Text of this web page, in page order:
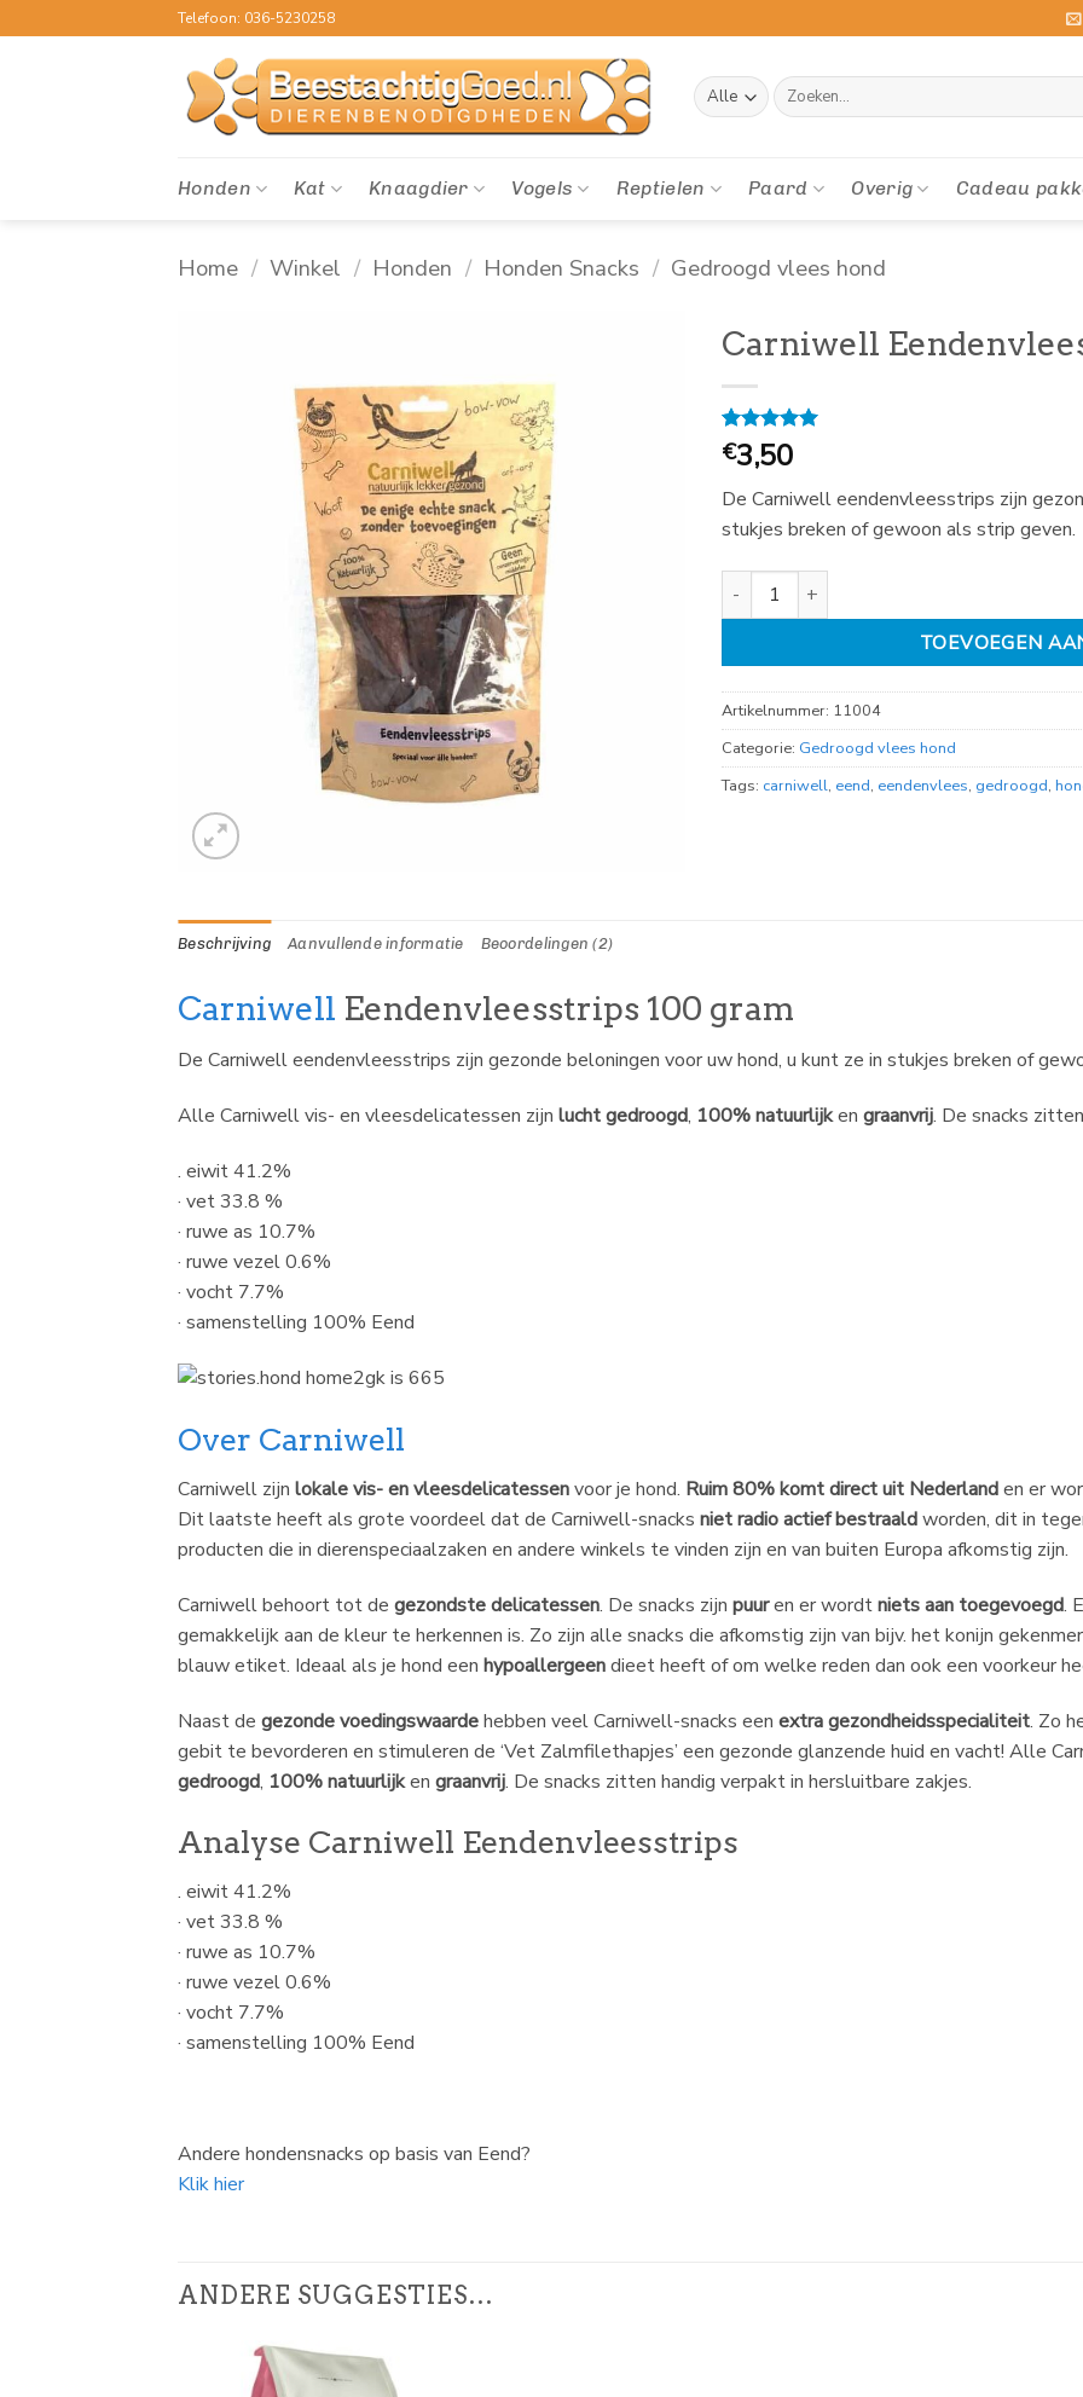
naar
Telefoon: 036-5230258
Zoeken
naar:
Honden Kat Knaagdier Vogels Reptielen Paard Overig Cadeau
Home / Winkel / Honden / Honden Snacks / Gedroogd vlees hond
Carniwell
Gewaardeerd
5op 5
op
2
klantbeoordelingen
€3,50
De Carniwell eendenvleesstrips zijn
stukjes breken of gewoon als strip geven.
Carniwell Eendenvleesstrips 100gr aantal
TOEVOEGEN
Artikelnummer: 11004
Categorie: Gedroogd vlees hond
Tags: carniwell, eend, eendenvlees, gedroogd,
Beschrijving Aanvullende informatie Beoordelingen (2)
Carniwell Eendenvleesstrips 100 gram
De Carniwell eendenvleesstrips zijn gezonde beloningen voor uw hond, u kunt ze in stukjes breken of
Alle Carniwell vis- en vleesdelicatessen zijn lucht gedroogd, 100% natuurlijken graanvrij. De snacks
. eiwit 41.2%
· vet 33.8 %
· ruwe as 10.7%
· ruwe vezel 0.6%
· vocht 7.7%
· samenstelling 100% Eend
Over Carniwell
Carniwell zijn lokale vis- en vleesdelicatessenvoor je hond. Ruim 80% komt direct uit Nederlanden er
Dit laatste heeft als grote voordeel dat de Carniwell-snacks niet radio actief bestraaldworden, dit in
producten die in dierenspeciaalzaken en andere winkels te vinden zijn en van buiten Europa afkomstig zijn.
Carniwell behoort tot de gezondste delicatessen. De snacks zijn puuren er wordtniets aan toegevoegd.
gemakkelijk aan de kleur te herkennen is. Zo zijn alle snacks die afkomstig zijn van bijv. het konijn
blauw etiket. Ideaal als je hond een hypoallergeendieet heeft of om welke reden dan ook een voorkeur
Naast de gezonde voedingswaardehebben veel Carniwell-snacks een extra gezondheidsspecialiteit. Zo
gebit te bevorderen en stimuleren de ‘Vet Zalmfilethapjes’ een gezonde glanzende huid en vacht! Alle
gedroogd, 100% natuurlijken graanvrij. De snacks zitten handig verpakt in hersluitbare zakjes.
Analyse Carniwell Eendenvleesstrips
. eiwit 41.2%
· vet 33.8 %
· ruwe as 10.7%
· ruwe vezel 0.6%
· vocht 7.7%
· samenstelling 100% Eend
Andere hondensnacks op basis van Eend?
Klik hier
ANDERE SUGGESTIES…